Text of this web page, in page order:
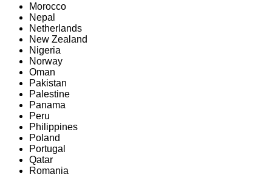
Morocco
Nepal
Netherlands
New Zealand
Nigeria
Norway
Oman
Pakistan
Palestine
Panama
Peru
Philippines
Poland
Portugal
Qatar
Romania